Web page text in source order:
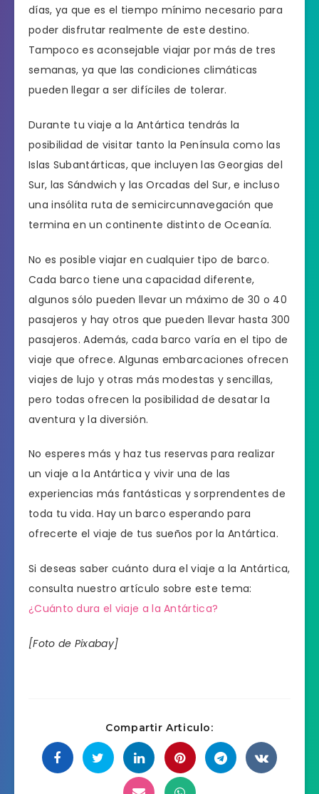
días, ya que es el tiempo mínimo necesario para
poder disfrutar realmente de este destino.
Tampoco es aconsejable viajar por más de tres
semanas, ya que las condiciones climáticas
pueden llegar a ser difíciles de tolerar.
Durante tu viaje a la Antártica tendrás la
posibilidad de visitar tanto la Península como las
Islas Subantárticas, que incluyen las Georgias del
Sur, las Sándwich y las Orcadas del Sur, e incluso
una insólita ruta de semicircunnavegación que
termina en un continente distinto de Oceanía.
No es posible viajar en cualquier tipo de barco.
Cada barco tiene una capacidad diferente,
algunos sólo pueden llevar un máximo de 30 o 40
pasajeros y hay otros que pueden llevar hasta 300
pasajeros. Además, cada barco varía en el tipo de
viaje que ofrece. Algunas embarcaciones ofrecen
viajes de lujo y otras más modestas y sencillas,
pero todas ofrecen la posibilidad de desatar la
aventura y la diversión.
No esperes más y haz tus reservas para realizar
un viaje a la Antártica y vivir una de las
experiencias más fantásticas y sorprendentes de
toda tu vida. Hay un barco esperando para
ofrecerte el viaje de tus sueños por la Antártica.
Si deseas saber cuánto dura el viaje a la Antártica,
consulta nuestro artículo sobre este tema:
¿Cuánto dura el viaje a la Antártica?
[Foto de Pixabay]
Compartir Articulo: